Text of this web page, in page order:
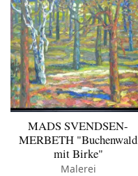
MADS SVENDSEN-
MERBETH "Buchenwald
mit Birke"
Malerei